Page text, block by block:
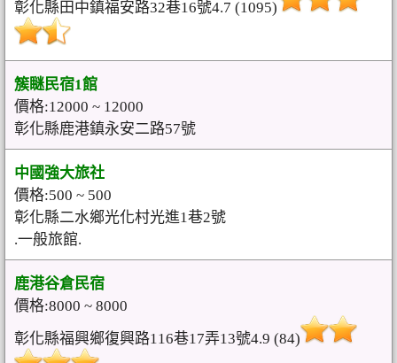
彰化縣田中鎮福安路32巷16號4.7 (1095)
簇瞇民宿1館
價格:12000 ~ 12000
彰化縣鹿港鎮永安二路57號
中國強大旅社
價格:500 ~ 500
彰化縣二水鄉光化村光進1巷2號
.一般旅館.
鹿港谷倉民宿
價格:8000 ~ 8000
彰化縣福興鄉復興路116巷17弄13號4.9 (84)